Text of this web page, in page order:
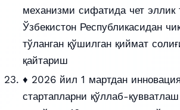
механизми сифатида чет эллик
Ўзбекистон Республикасидан
тўланган қўшилган қиймат
қайтариш
♦ 2026 йил 1 мартдан
стартапларни қўллаб-